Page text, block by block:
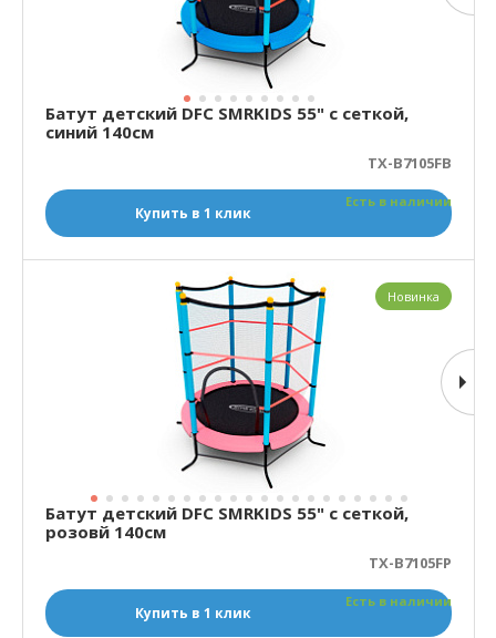
Батут детский DFC SMRKIDS 55" с сеткой,
синий 140см
TX-B7105FB
Есть в наличии
Купить в 1 клик
Батут детский DFC SMRKIDS 55" с сеткой,
розовй 140см
TX-B7105FP
Есть в наличии
Купить в 1 клик
Новинка